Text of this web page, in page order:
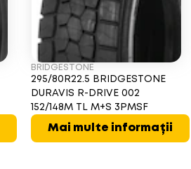
BRIDGESTONE
295/80R22.5 BRIDGESTONE
DURAVIS R-DRIVE 002
152/148M TL M+S 3PMSF
Mai multe informații